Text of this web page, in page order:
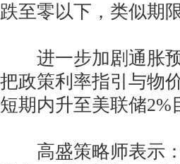
跌至零以下，类似期
进一步加剧通胀预
把政策利率指引与物
短期内升至美联储
高盛策略师表示：